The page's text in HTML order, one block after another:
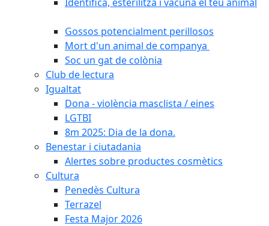
Gossos potencialment perillosos
Mort d'un animal de companya
Soc un gat de colònia
Club de lectura
Igualtat
Dona - violència masclista / eines
LGTBI
8m 2025: Dia de la dona.
Benestar i ciutadania
Alertes sobre productes cosmètics
Cultura
Penedès Cultura
Terrazel
Festa Major 2026